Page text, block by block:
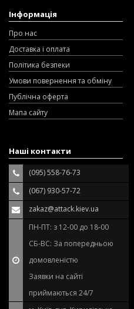
Інформація
Про нас
Доставка і оплата
Політика безпеки
Умови повернення та обміну
Публічна оферта
Мапа сайту
Наші контакти
(095) 558-76-73
(067) 930-57-72
zakaz@attack.kiev.ua
ПН-ПТ: з 12-00 до 18-00
СБ-ВС: За попередньою
домовленістю
Заявки на сайті
приймаються 24/7